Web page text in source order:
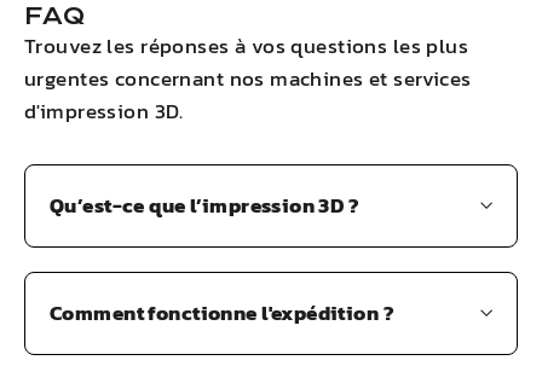
FAQ
Trouvez les réponses à vos questions les plus
urgentes concernant nos machines et services
d'impression 3D.
Qu’est-ce que l’impression 3D ?
Comment fonctionne l'expédition ?